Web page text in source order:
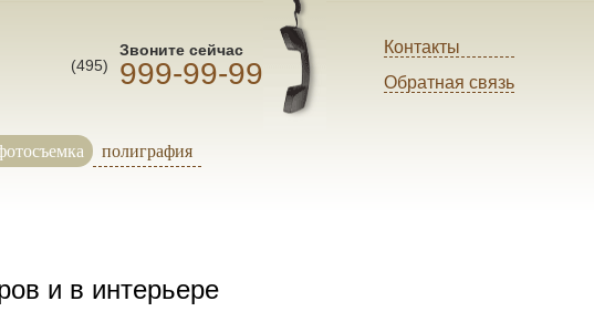
(495)
Звоните сейчас
999-99-99
Контакты
Обратная связь
полиграфия
и в интерьере